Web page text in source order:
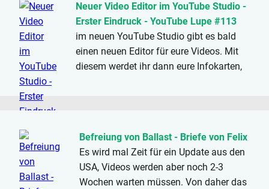
YouTube so einerseits
massiv Traffic
einsparen und...
Neuer Video Editor im YouTube Studio -
Erster Eindruck - YouTube Lupe #113
im neuen YouTube Studio gibt es bald
einen neuen Editor für eure Videos. Mit
diesem werdet ihr dann eure Infokarten,
Befreiung von Ballast - Briefe von Felix
Es wird mal Zeit für ein Update aus den
USA, Videos werden aber noch 2-3
Wochen warten müssen. Von daher das